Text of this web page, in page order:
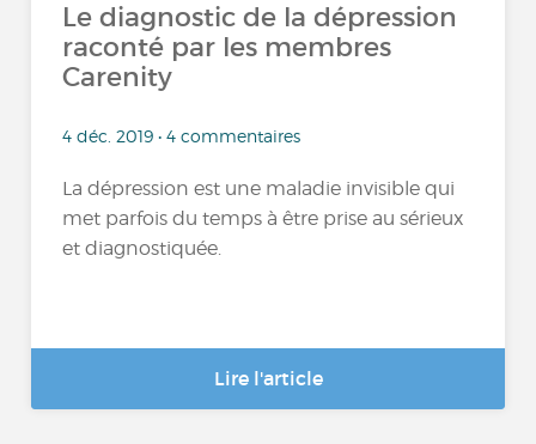
Le diagnostic de la dépression
raconté par les membres
Carenity
4 déc. 2019 • 4 commentaires
La dépression est une maladie invisible qui
met parfois du temps à être prise au sérieux
et diagnostiquée.
Lire l'article